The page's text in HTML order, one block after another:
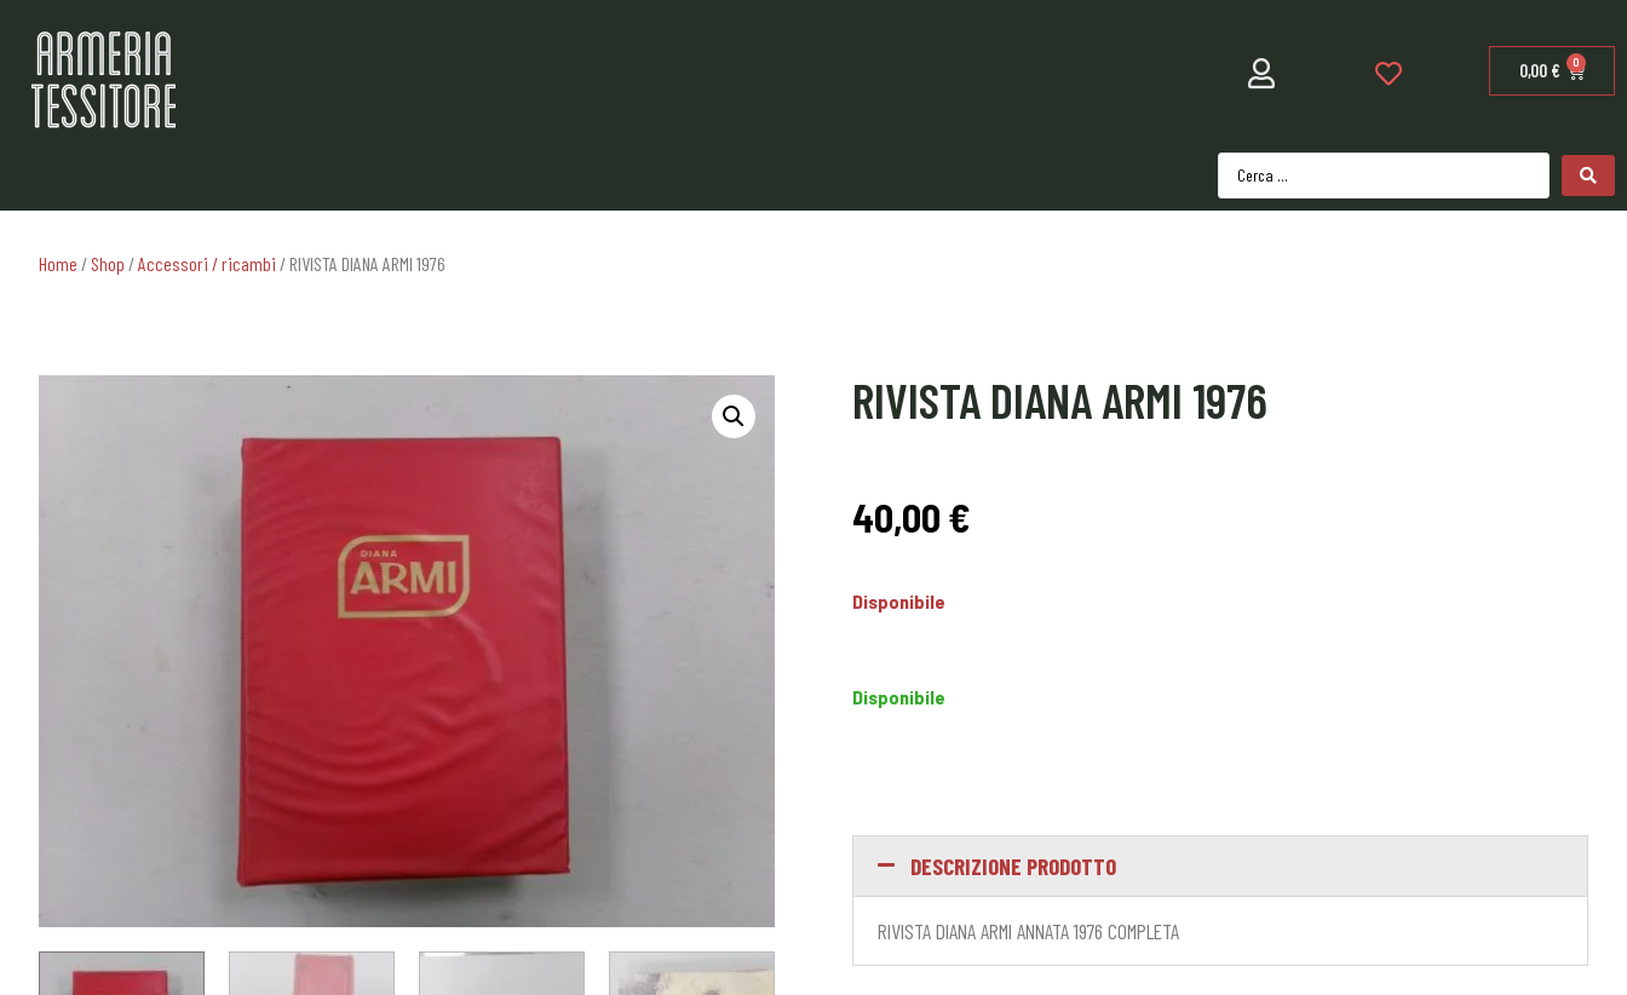
0,00 € 0
Home / Shop /Accessori / ricambi / RIVISTA DIANA ARMI 1976
RIVISTA DIANA ARMI 1976
40,00 €
Disponibile
Disponibile
DESCRIZIONE PRODOTTO
RIVISTA DIANA ARMI ANNATA 1976 COMPLETA